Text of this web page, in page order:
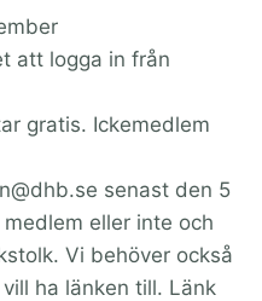
att logga in från
gratis. Ickemedlem
senast den 5
eller inte och
Vi behöver också
ha länken till. Länk